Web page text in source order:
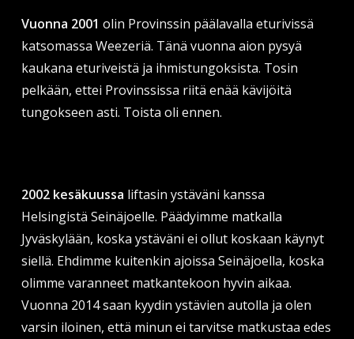
Vuonna 2001 olin Provinssin päälavalla eturivissä
katsomassa Weezeriä. Tänä vuonna aion pysyä
kaukana eturiveistä ja ihmistungoksista. Tosin
pelkään, ettei Provinssissa riitä enää kävijöitä
tungokseen asti. Toista oli ennen.
2002 kesäkuussa liftasin ystäväni kanssa
Helsingistä Seinäjoelle. Päädyimme matkalla
Jyväskylään, koska ystäväni ei ollut koskaan käynyt
siellä. Ehdimme kuitenkin ajoissa Seinäjoella, koska
olimme varanneet matkantekoon hyvin aikaa.
Vuonna 2014 saan kyydin ystävien autolla ja olen
varsin iloinen, että minun ei tarvitse matkustaa edes